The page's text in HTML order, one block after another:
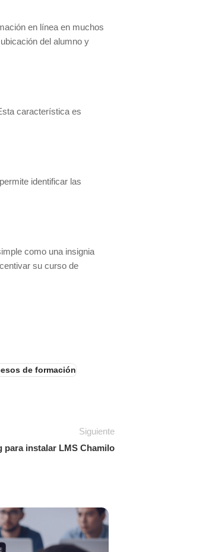
en línea en muchos
del alumno y
característica es
identificar las
como una insignia
su curso de
de formación
Siguiente
instalar LMS Chamilo